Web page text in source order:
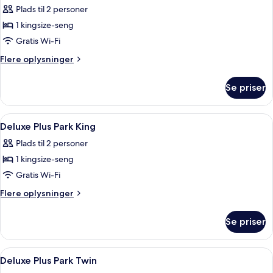
af
Deluxe-
værelse
(Plus
Executive)
Plads til 2 personer
1 kingsize-seng
Gratis Wi-Fi
Flere oplysninger
Flere
værelse
(Plus
Executive)
Se priser
Indlæs
alle
billeder
af
Deluxe
Plus
Gratis minibar, pengeskab på
1
Deluxe Plus Park King
Plads til 2 personer
1 kingsize-seng
Gratis Wi-Fi
Flere oplysninger
Flere
Plus
Park
King
Se priser
Indlæs
alle
Gratis minibar, pengeskab på
1
Deluxe Plus Park Twin